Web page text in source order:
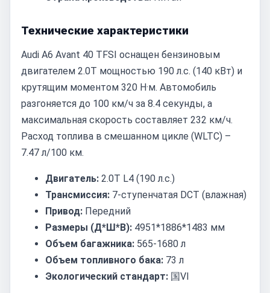
Технические характеристики
Audi A6 Avant 40 TFSI оснащен бензиновым
двигателем 2.0T мощностью 190 л.с. (140 кВт) и
крутящим моментом 320 Н·м. Автомобиль
разгоняется до 100 км/ч за 8.4 секунды, а
максимальная скорость составляет 232 км/ч.
Расход топлива в смешанном цикле (WLTC) –
7.47 л/100 км.
Двигатель: 2.0T L4 (190 л.с.)
Трансмиссия: 7-ступенчатая DCT (влажная)
Привод: Передний
Размеры (Д*Ш*В): 4951*1886*1483 мм
Объем багажника: 565-1680 л
Объем топливного бака: 73 л
Экологический стандарт: 国VI